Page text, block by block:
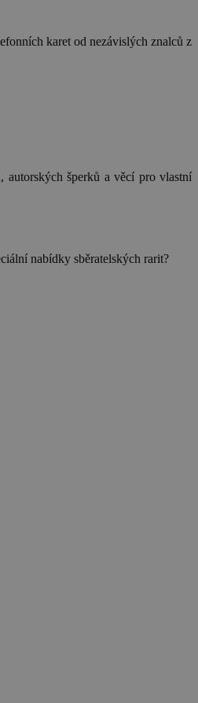
karet od nezávislých znalců z
autorských šperků a věcí pro vlastní
nabídky sběratelských rarit?